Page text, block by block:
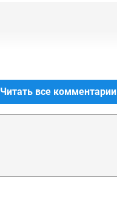
Читать все комментарии